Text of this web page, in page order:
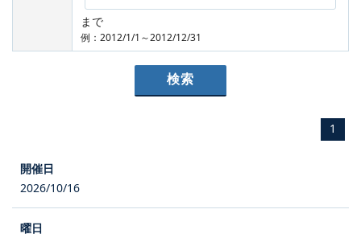
まで
例：2012/1/1～2012/12/31
1
2026/10/16